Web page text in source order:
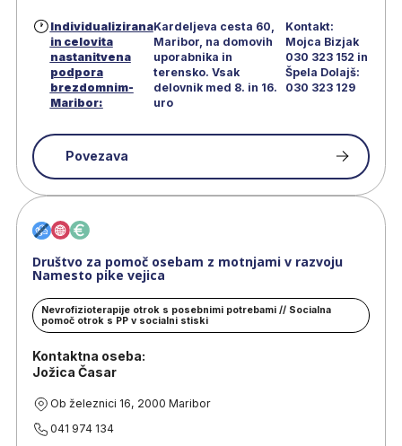
Individualizirana
in celovita
nastanitvena
podpora
brezdomnim-
Maribor:
Kardeljeva cesta 60,
Maribor, na domovih
uporabnika in
terensko. Vsak
delovnik med 8. in 16.
uro
Kontakt:
Mojca Bizjak
030 323 152 in
Špela Dolajš:
030 323 129
Povezava
Društvo za pomoč osebam z motnjami v razvoju
Namesto pike vejica
Nevrofizioterapije otrok s posebnimi potrebami // Socialna
pomoč otrok s PP v socialni stiski
Kontaktna oseba:
Jožica Časar
Ob železnici 16, 2000 Maribor
041 974 134